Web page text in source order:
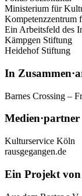
Ministerium für
Ein Arbeitsfeld des
Kämpgen Stiftung
Heidehof Stiftung
In
Barnes Crossing –
Medien·partner
Kulturservice Köln
rausgegangen.de
Ein Projekt von